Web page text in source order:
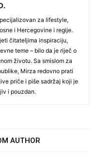
za lifestyle,
i Hercegovine i regije.
čitateljima inspiraciju,
teme – bilo da je riječ o
životu. Sa smislom za
Mirza redovno prati
priče i piše sadržaj koji je
i pouzdan.
AUTHOR